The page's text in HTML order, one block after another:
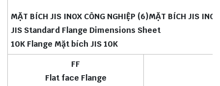
MẶT BÍCH JIS INOX CÔNG NGHIỆP (6)MẶT BÍCH JIS
JIS Standard Flange Dimensions Sheet
10K Flange Mặt bích JIS 10K
FF
Flat face Flange